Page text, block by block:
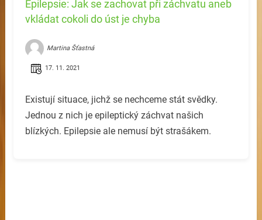
Epilepsie: Jak se zachovat při záchvatu aneb
vkládat cokoli do úst je chyba
Martina Šťastná
17. 11. 2021
Existují situace, jichž se nechceme stát svědky.
Jednou z nich je epileptický záchvat našich
blízkých. Epilepsie ale nemusí být strašákem.